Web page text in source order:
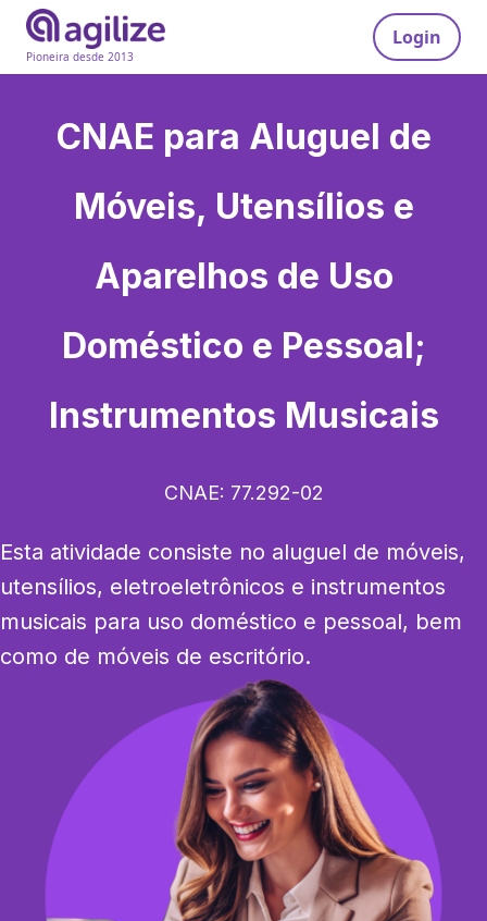
Pioneira desde 2013
Login
CNAE para Aluguel de
Móveis, Utensílios e
Aparelhos de Uso
Doméstico e Pessoal;
Instrumentos Musicais
CNAE: 77.292-02
Esta atividade consiste no aluguel de móveis,
utensílios, eletroeletrônicos e instrumentos
musicais para uso doméstico e pessoal, bem
como de móveis de escritório.